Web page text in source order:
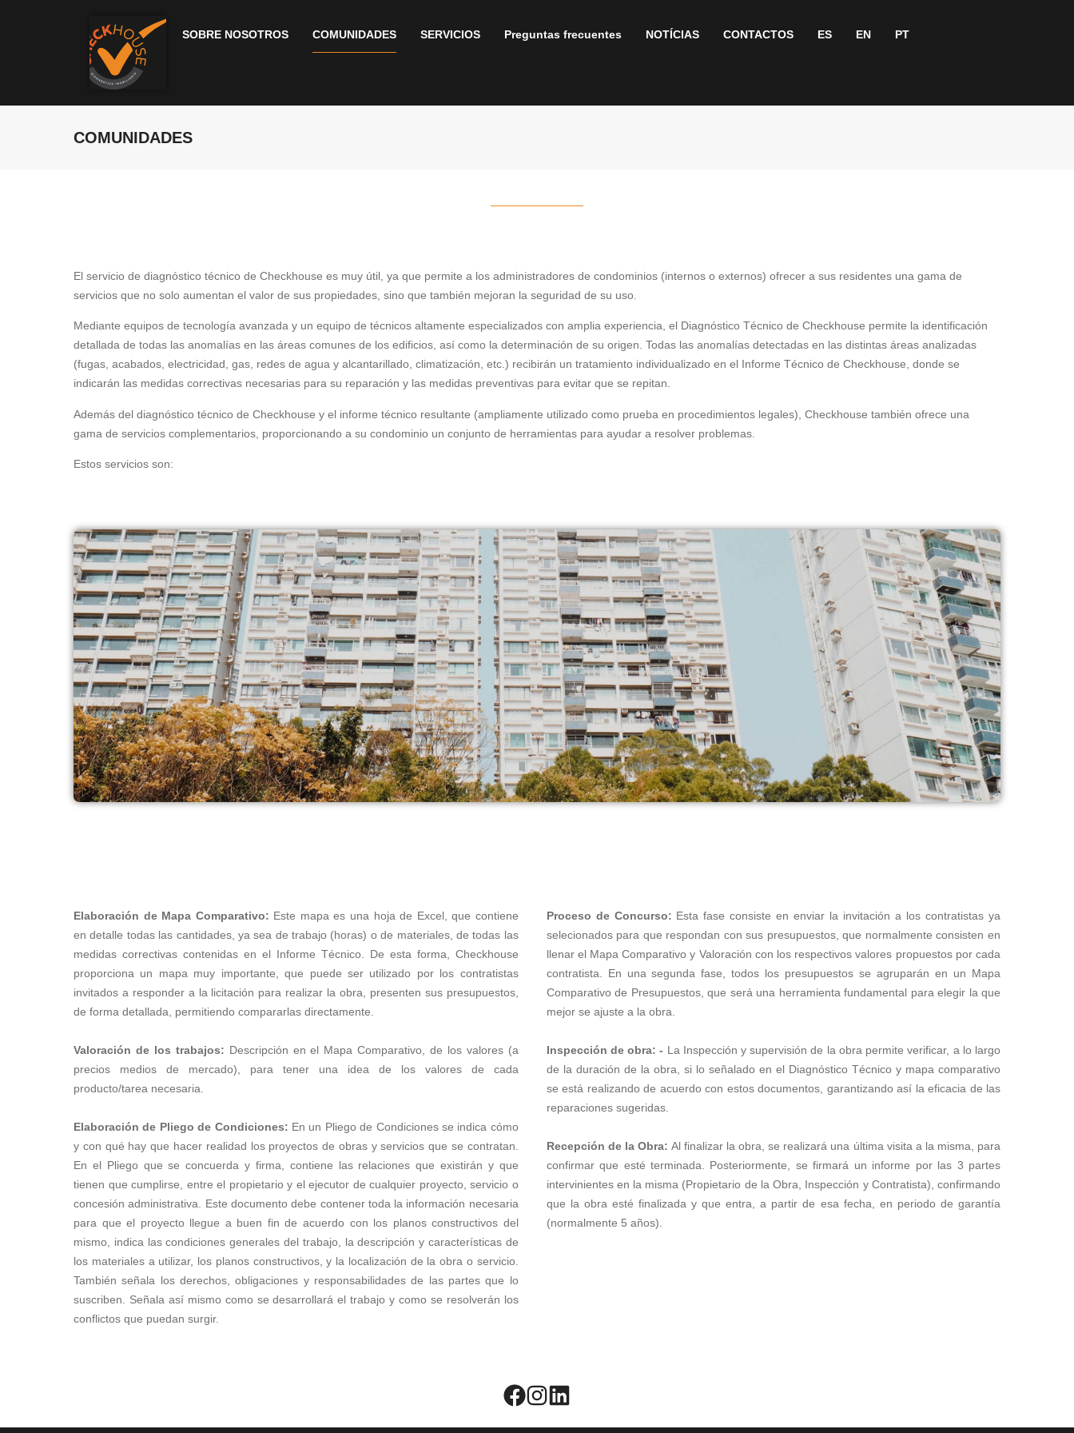
SOBRE NOSOTROS COMUNIDADES SERVICIOS Preguntas frecuentes NOTÍCIAS CONTACTOS ES EN PT
COMUNIDADES
El servicio de diagnóstico técnico de Checkhouse es muy útil, ya que permite a los administradores de condominios (internos o externos) ofrecer a sus residentes una gama de
servicios que no solo aumentan el valor de sus propiedades, sino que también mejoran la seguridad de su uso.
Mediante equipos de tecnología avanzada y un equipo de técnicos altamente especializados con amplia experiencia, el Diagnóstico Técnico de Checkhouse permite la identificación
detallada de todas las anomalías en las áreas comunes de los edificios, así como la determinación de su origen. Todas las anomalías detectadas en las distintas áreas analizadas
(fugas, acabados, electricidad, gas, redes de agua y alcantarillado, climatización, etc.) recibirán un tratamiento individualizado en el Informe Técnico de Checkhouse, donde se
indicarán las medidas correctivas necesarias para su reparación y las medidas preventivas para evitar que se repitan.
Además del diagnóstico técnico de Checkhouse y el informe técnico resultante (ampliamente utilizado como prueba en procedimientos legales), Checkhouse también ofrece una
gama de servicios complementarios, proporcionando a su condominio un conjunto de herramientas para ayudar a resolver problemas.
Estos servicios son:
Elaboración de Mapa Comparativo: Este mapa es una hoja de Excel, que contiene
en detalle todas las cantidades, ya sea de trabajo (horas) o de materiales, de todas las
medidas correctivas contenidas en el Informe Técnico. De esta forma, Checkhouse
proporciona un mapa muy importante, que puede ser utilizado por los contratistas
invitados a responder a la licitación para realizar la obra, presenten sus presupuestos,
de forma detallada, permitiendo compararlas directamente.
Valoración de los trabajos: Descripción en el Mapa Comparativo, de los valores (a
precios medios de mercado), para tener una idea de los valores de cada
producto/tarea necesaria.
Elaboración de Pliego de Condiciones: En un Pliego de Condiciones se indica cómo
y con qué hay que hacer realidad los proyectos de obras y servicios que se contratan.
En el Pliego que se concuerda y firma, contiene las relaciones que existirán y que
tienen que cumplirse, entre el propietario y el ejecutor de cualquier proyecto, servicio o
concesión administrativa. Este documento debe contener toda la información necesaria
para que el proyecto llegue a buen fin de acuerdo con los planos constructivos del
mismo, indica las condiciones generales del trabajo, la descripción y características de
los materiales a utilizar, los planos constructivos, y la localización de la obra o servicio.
También señala los derechos, obligaciones y responsabilidades de las partes que lo
suscriben. Señala así mismo como se desarrollará el trabajo y como se resolverán los
conflictos que puedan surgir.
Proceso de Concurso: Esta fase consiste en enviar la invitación a los contratistas ya
selecionados para que respondan con sus presupuestos, que normalmente consisten en
llenar el Mapa Comparativo y Valoración con los respectivos valores propuestos por cada
contratista. En una segunda fase, todos los presupuestos se agruparán en un Mapa
Comparativo de Presupuestos, que será una herramienta fundamental para elegir la que
mejor se ajuste a la obra.
Inspección de obra: - La Inspección y supervisión de la obra permite verificar, a lo largo
de la duración de la obra, si lo señalado en el Diagnóstico Técnico y mapa comparativo
se está realizando de acuerdo con estos documentos, garantizando así la eficacia de las
reparaciones sugeridas.
Recepción de la Obra: Al finalizar la obra, se realizará una última visita a la misma, para
confirmar que esté terminada. Posteriormente, se firmará un informe por las 3 partes
intervinientes en la misma (Propietario de la Obra, Inspección y Contratista), confirmando
que la obra esté finalizada y que entra, a partir de esa fecha, en periodo de garantía
(normalmente 5 años).